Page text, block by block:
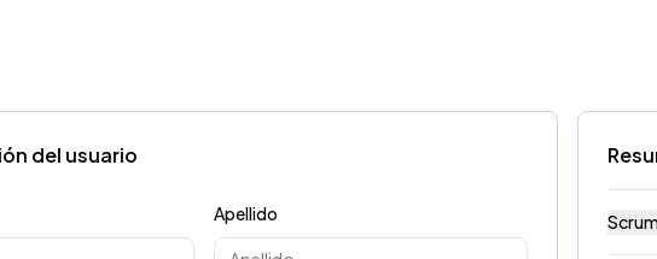
del usuario
Apellido